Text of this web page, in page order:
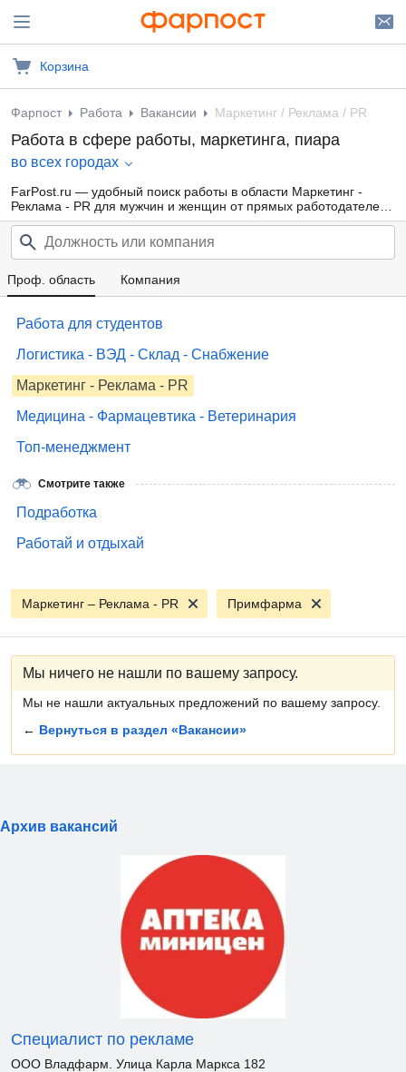
Корзина
Фарпост Работа Вакансии Маркетинг / Реклама / PR
Работа в сфере работы, маркетинга, пиара
во всех городах
FarPost.ru — удобный поиск работы в области Маркетинг -
Реклама - PR для мужчин и женщин от прямых работодателей,
а также от кадровых агентств. Свежие вакансии каждый день.
Проф. область Компания
Работа для студентов
Логистика - ВЭД - Склад - Снабжение
Маркетинг - Реклама - PR
Медицина - Фармацевтика - Ветеринария
Топ-менеджмент
Смотрите также
Подработка
Работай и отдыхай
Маркетинг – Реклама - PR Примфарма
Мы ничего не нашли по вашему запросу.
Мы не нашли актуальных предложений по вашему запросу.
← Вернуться в раздел «Вакансии»
Архив вакансий
Специалист по рекламе
ООО Владфарм. Улица Карла Маркса 182